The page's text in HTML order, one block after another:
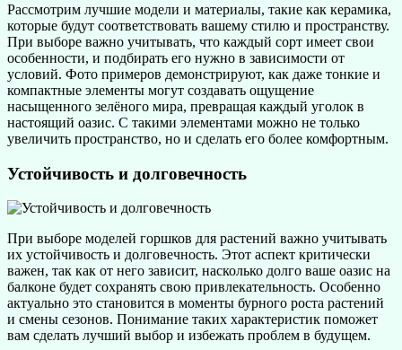
Рассмотрим лучшие модели и материалы, такие как керамика,
которые будут соответствовать вашему стилю и пространству.
При выборе важно учитывать, что каждый сорт имеет свои
особенности, и подбирать его нужно в зависимости от
условий. Фото примеров демонстрируют, как даже тонкие и
компактные элементы могут создавать ощущение
насыщенного зелёного мира, превращая каждый уголок в
настоящий оазис. С такими элементами можно не только
увеличить пространство, но и сделать его более комфортным.
Устойчивость и долговечность
При выборе моделей горшков для растений важно учитывать
их устойчивость и долговечность. Этот аспект критически
важен, так как от него зависит, насколько долго ваше оазис на
балконе будет сохранять свою привлекательность. Особенно
актуально это становится в моменты бурного роста растений
и смены сезонов. Понимание таких характеристик поможет
вам сделать лучший выбор и избежать проблем в будущем.